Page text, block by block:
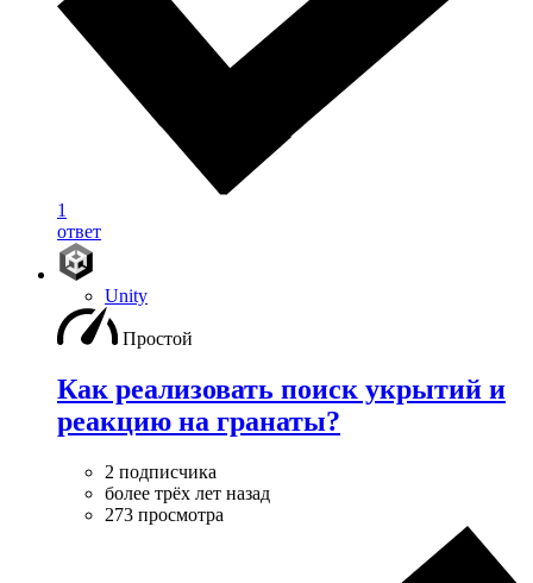
1
ответ
Unity
Простой
Как реализовать поиск укрытий и
реакцию на гранаты?
2 подписчика
более трёх лет назад
273 просмотра